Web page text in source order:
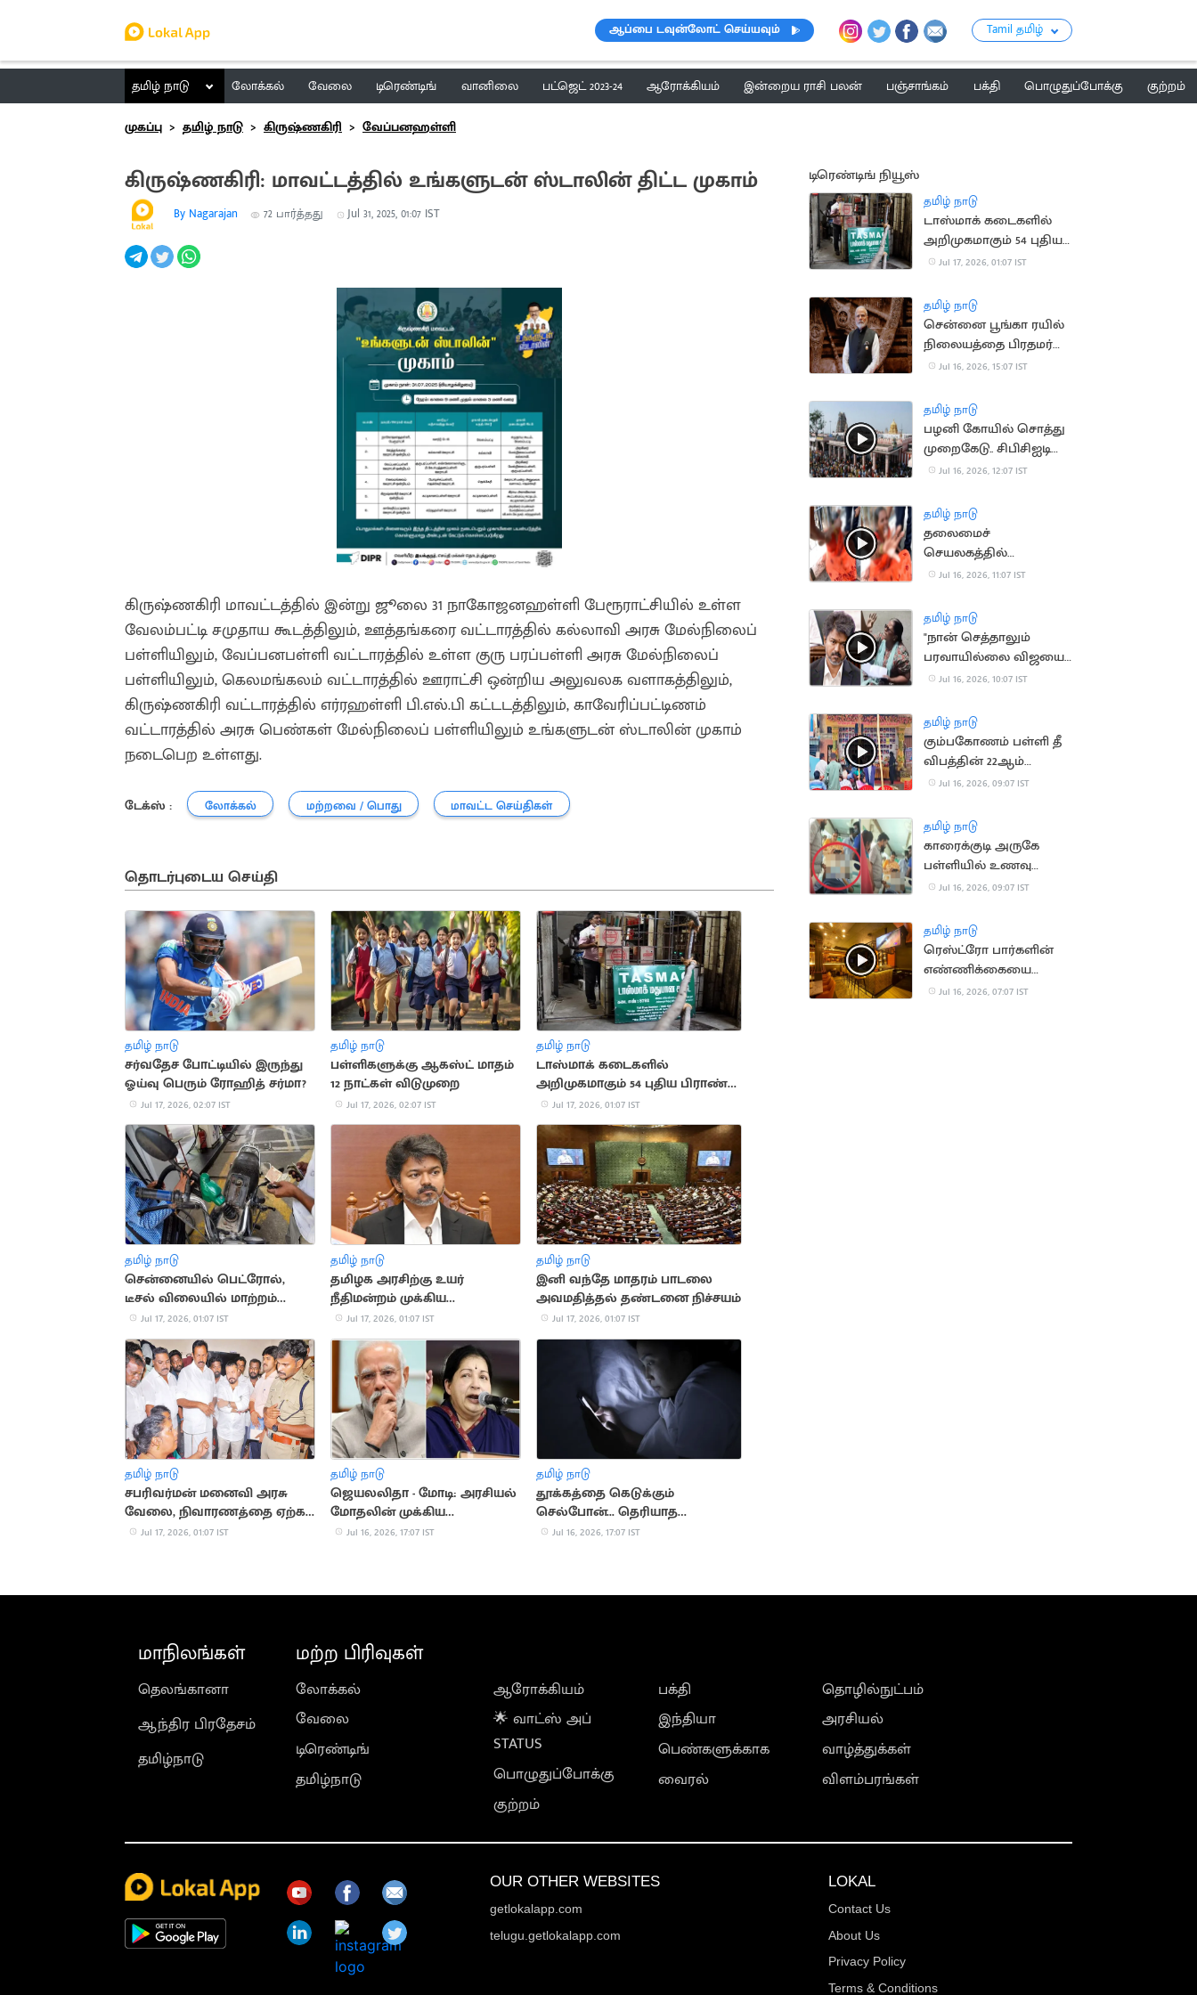
ஆப்பை டவுன்லோட் செய்யவும் Tamil தமிழ்
தமிழ் நாடு லோக்கல் வேலை டிரெண்டிங் வானிலை பட்ஜெட் 2023-24 ஆரோக்கியம் இன்றைய ராசி பலன் பஞ்சாங்கம் பக்தி பொழுதுப்போக்கு
குற்றம்
முகப்பு
தமிழ் நாடு கிருஷ்ணகிரி வேப்பனஹள்ளி
கிருஷ்ணகிரி: மாவட்டத்தில் உங்களுடன் ஸ்டாலின் திட்ட முகாம்
By Nagarajan 72 பார்த்தது Jul 31, 2025, 01:07 IST
கிருஷ்ணகிரி மாவட்டத்தில் இன்று ஜூலை 31 நாகோஜனஹள்ளி பேரூராட்சியில் உள்ள
வேலம்பட்டி சமுதாய கூடத்திலும், ஊத்தங்கரை வட்டாரத்தில் கல்லாவி அரசு மேல்நிலைப்
பள்ளியிலும், வேப்பனபள்ளி வட்டாரத்தில் உள்ள குரு பரப்பள்ளி அரசு மேல்நிலைப்
பள்ளியிலும், கெலமங்கலம் வட்டாரத்தில் ஊராட்சி ஒன்றிய அலுவலக வளாகத்திலும்,
கிருஷ்ணகிரி வட்டாரத்தில் எர்ரஹள்ளி பி.எல்.பி கட்டடத்திலும், காவேரிப்பட்டிணம்
வட்டாரத்தில் அரசு பெண்கள் மேல்நிலைப் பள்ளியிலும் உங்களுடன் ஸ்டாலின் முகாம்
நடைபெற உள்ளது.
டேக்ஸ் : லோக்கல் மற்றவை / பொது மாவட்ட செய்திகள்
தொடர்புடைய செய்தி
தமிழ் நாடு
சர்வதேச போட்டியில் இருந்து
ஓய்வு பெரும் ரோஹித் சர்மா?
Jul 17, 2026, 02:07 IST
தமிழ் நாடு
பள்ளிகளுக்கு ஆகஸ்ட் மாதம்
12 நாட்கள் விடுமுறை
Jul 17, 2026, 02:07 IST
தமிழ் நாடு
டாஸ்மாக் கடைகளில்
அறிமுகமாகும் 54 புதிய பிராண்ட்
மது வகைகள்
Jul 17, 2026, 01:07 IST
தமிழ் நாடு
சென்னையில் பெட்ரோல்,
டீசல் விலையில் மாற்றம்
இல்லை
Jul 17, 2026, 01:07 IST
தமிழ் நாடு
தமிழக அரசிற்கு உயர்
நீதிமன்றம் முக்கிய
அறிவுறுத்தல்
Jul 17, 2026, 01:07 IST
தமிழ் நாடு
இனி வந்தே மாதரம் பாடலை
அவமதித்தல் தண்டனை நிச்சயம்
Jul 17, 2026, 01:07 IST
தமிழ் நாடு
சபரிவர்மன் மனைவி அரசு
வேலை, நிவாரணத்தை ஏற்க
மறுப்பு: அமைச்சர்கள்
Jul 17, 2026, 01:07 IST
தமிழ் நாடு
ஜெயலலிதா - மோடி: அரசியல்
மோதலின் முக்கிய
தருணங்கள்
Jul 16, 2026, 17:07 IST
தமிழ் நாடு
தூக்கத்தை கெடுக்கும்
செல்போன்... தெரியாத
ஆபத்துகள்
Jul 16, 2026, 17:07 IST
டிரெண்டிங் நியூஸ்
தமிழ் நாடு
டாஸ்மாக் கடைகளில்
அறிமுகமாகும் 54 புதிய
பிராண்ட் மது வகைகள்
Jul 17, 2026, 01:07 IST
தமிழ் நாடு
சென்னை பூங்கா ரயில்
நிலையத்தை பிரதமர்
மோடி நாளை திறந்து
Jul 16, 2026, 15:07 IST
தமிழ் நாடு
பழனி கோயில் சொத்து
முறைகேடு.. சிபிசிஐடி
விசாரணை
Jul 16, 2026, 12:07 IST
தமிழ் நாடு
தலைமைச்
செயலகத்தில்
தீக்குளிக்க முயன்ற
Jul 16, 2026, 11:07 IST
தமிழ் நாடு
"நான் செத்தாலும்
பரவாயில்லை விஜயை
பாக்கணும்".. பெண்
Jul 16, 2026, 10:07 IST
தமிழ் நாடு
கும்பகோணம் பள்ளி தீ
விபத்தின் 22ஆம்
ஆண்டு நினைவு தினம்
Jul 16, 2026, 09:07 IST
தமிழ் நாடு
காரைக்குடி அருகே
பள்ளியில் உணவு
சாப்பிட்ட மாணவிகள்
Jul 16, 2026, 09:07 IST
தமிழ் நாடு
ரெஸ்ட்ரோ பார்களின்
எண்ணிக்கையை
அதிகரிக்க TN அரசு
Jul 16, 2026, 07:07 IST
மாநிலங்கள்
தெலங்கானா
ஆந்திர பிரதேசம்
தமிழ்நாடு
மற்ற பிரிவுகள்
லோக்கல்
வேலை
டிரெண்டிங்
தமிழ்நாடு
ஆரோக்கியம்
🌟 வாட்ஸ் அப்
STATUS
பொழுதுப்போக்கு
குற்றம்
பக்தி
இந்தியா
பெண்களுக்காக
வைரல்
தொழில்நுட்பம்
அரசியல்
வாழ்த்துக்கள்
விளம்பரங்கள்
OUR OTHER WEBSITES
getlokalapp.com
telugu.getlokalapp.com
LOKAL
Contact Us
About Us
Privacy Policy
Terms & Conditions